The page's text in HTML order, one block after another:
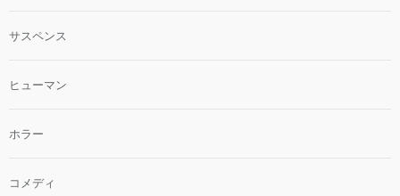
サスペンス
ヒューマン
ホラー
コメディ